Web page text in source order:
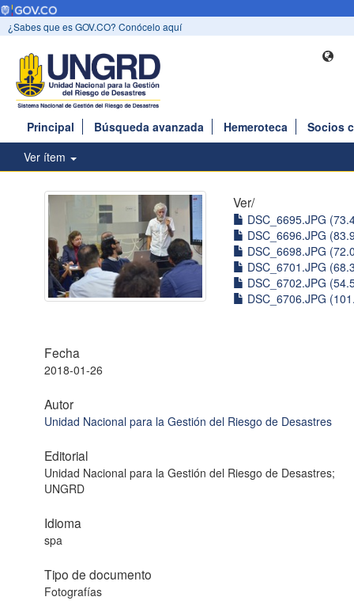
¿Sabes que es GOV.CO? Conócelo aquí
Principal Búsqueda avanzada Hemeroteca
Socios
Ver ítem
Ver/
DSC_6695.JPG
DSC_6696.JPG
DSC_6698.JPG
DSC_6701.JPG
DSC_6702.JPG
DSC_6706.JPG
Fecha
2018-01-26
Autor
Unidad Nacional para la Gestión del Riesgo de Desastres
Editorial
Unidad Nacional para la Gestión del Riesgo de Desastres;
UNGRD
Idioma
spa
Tipo de documento
Fotografías